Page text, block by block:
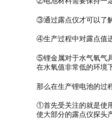
③通过露点仪才可以了
④生产过程中对露点值
⑤锂金属对于水气氧气
在水氧值非常低的环境
那么在生产锂电池的过
①首先受关注的就是使
使大部分的露点仪探头